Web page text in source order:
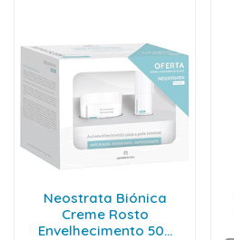
Neostrata Biónica
Creme Rosto
Envelhecimento 50...